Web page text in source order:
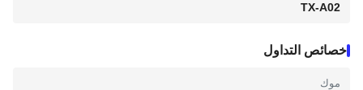
TX-A02
خصائص التداول
موك